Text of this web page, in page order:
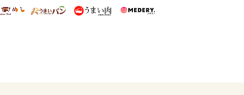
ィズニー特集
うまいめし うまいパン うまい肉